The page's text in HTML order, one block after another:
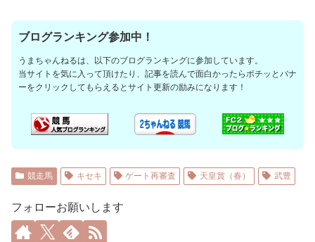
ブログランキング参加中！
うまちゃんねるは、以下のブログランキングに参加しています。
当サイトを気に入って頂けたり、記事を読んで面白かったらポチッとバナ
ーをクリックしてもらえるとサイト更新の励みになります！
競走馬 キセキ ゲート再審査 天皇賞（春） 武豊
フォローお願いします